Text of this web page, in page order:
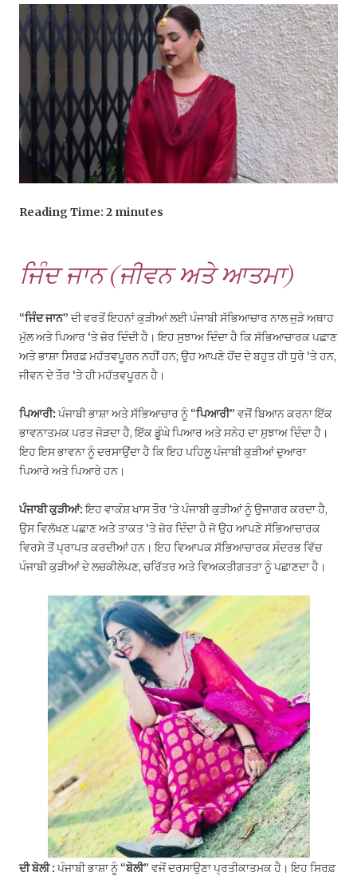
Reading Time: 2 minutes
ਜਿੰਦ ਜਾਨ (ਜੀਵਨ ਅਤੇ ਆਤਮਾ)
“ਜਿੰਦ ਜਾਨ” ਦੀ ਵਰਤੋਂ ਇਹਨਾਂ ਕੁੜੀਆਂ ਲਈ ਪੰਜਾਬੀ ਸੱਭਿਆਚਾਰ ਨਾਲ ਜੁੜੇ ਅਥਾਹ
ਮੁੱਲ ਅਤੇ ਪਿਆਰ ‘ਤੇ ਜ਼ੋਰ ਦਿੰਦੀ ਹੈ। ਇਹ ਸੁਝਾਅ ਦਿੰਦਾ ਹੈ ਕਿ ਸੱਭਿਆਚਾਰਕ ਪਛਾਣ
ਅਤੇ ਭਾਸ਼ਾ ਸਿਰਫ਼ ਮਹੱਤਵਪੂਰਨ ਨਹੀਂ ਹਨ; ਉਹ ਆਪਣੇ ਹੋਂਦ ਦੇ ਬਹੁਤ ਹੀ ਧੁਰੇ ‘ਤੇ ਹਨ,
ਜੀਵਨ ਦੇ ਤੌਰ ‘ਤੇ ਹੀ ਮਹੱਤਵਪੂਰਨ ਹੈ।
ਪਿਆਰੀ: ਪੰਜਾਬੀ ਭਾਸ਼ਾ ਅਤੇ ਸੱਭਿਆਚਾਰ ਨੂੰ “ਪਿਆਰੀ” ਵਜੋਂ ਬਿਆਨ ਕਰਨਾ ਇੱਕ
ਭਾਵਨਾਤਮਕ ਪਰਤ ਜੋੜਦਾ ਹੈ, ਇੱਕ ਡੂੰਘੇ ਪਿਆਰ ਅਤੇ ਸਨੇਹ ਦਾ ਸੁਝਾਅ ਦਿੰਦਾ ਹੈ।
ਇਹ ਇਸ ਭਾਵਨਾ ਨੂੰ ਦਰਸਾਉਂਦਾ ਹੈ ਕਿ ਇਹ ਪਹਿਲੂ ਪੰਜਾਬੀ ਕੁੜੀਆਂ ਦੁਆਰਾ
ਪਿਆਰੇ ਅਤੇ ਪਿਆਰੇ ਹਨ।
ਪੰਜਾਬੀ ਕੁੜੀਆਂ:ਇਹ ਵਾਕੰਸ਼ ਖਾਸ ਤੌਰ ‘ਤੇ ਪੰਜਾਬੀ ਕੁੜੀਆਂ ਨੂੰ ਉਜਾਗਰ ਕਰਦਾ ਹੈ,
ਉਸ ਵਿਲੱਖਣ ਪਛਾਣ ਅਤੇ ਤਾਕਤ ‘ਤੇ ਜ਼ੋਰ ਦਿੰਦਾ ਹੈ ਜੋ ਉਹ ਆਪਣੇ ਸੱਭਿਆਚਾਰਕ
ਵਿਰਸੇ ਤੋਂ ਪ੍ਰਾਪਤ ਕਰਦੀਆਂ ਹਨ। ਇਹ ਵਿਆਪਕ ਸੱਭਿਆਚਾਰਕ ਸੰਦਰਭ ਵਿੱਚ
ਪੰਜਾਬੀ ਕੁੜੀਆਂ ਦੇ ਲਚਕੀਲੇਪਣ, ਚਰਿੱਤਰ ਅਤੇ ਵਿਅਕਤੀਗਤਤਾ ਨੂੰ ਪਛਾਣਦਾ ਹੈ।
ਦੀ ਬੋਲੀ : ਪੰਜਾਬੀ ਭਾਸ਼ਾ ਨੂੰ “ਬੋਲੀ” ਵਜੋਂ ਦਰਸਾਉਣਾ ਪ੍ਰਤੀਕਾਤਮਕ ਹੈ। ਇਹ ਸਿਰਫ਼